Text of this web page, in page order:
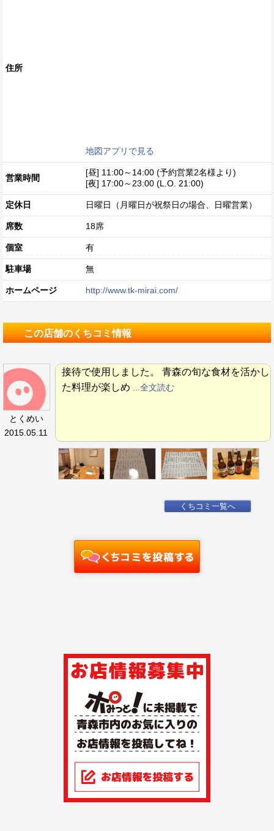
住所
地図アプリで見る
営業時間
[昼] 11:00～14:00 (予約営業2名様より)
[夜] 17:00～23:00 (L.O. 21:00)
定休日 日曜日（月曜日が祝祭日の場合、日曜営業）
席数 18席
個室 有
駐車場 無
ホームページ http://www.tk-mirai.com/
この店舗のくちコミ情報
とくめい
2015.05.11
接待で使用しました。 青森の旬な食材を活かし
た料理が楽しめ
...全文読む
くちコミ一覧へ